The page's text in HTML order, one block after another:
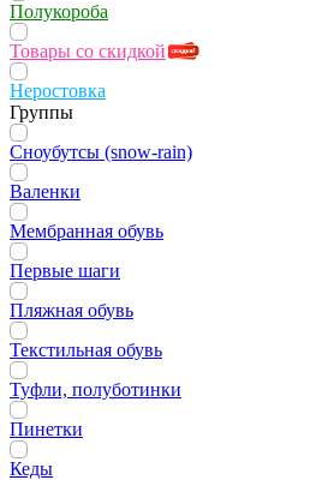
Полукороба
Товары со скидкой
Неростовка
Группы
Сноубутсы (snow-rain)
Валенки
Мембранная обувь
Первые шаги
Пляжная обувь
Текстильная обувь
Туфли, полуботинки
Пинетки
Кеды